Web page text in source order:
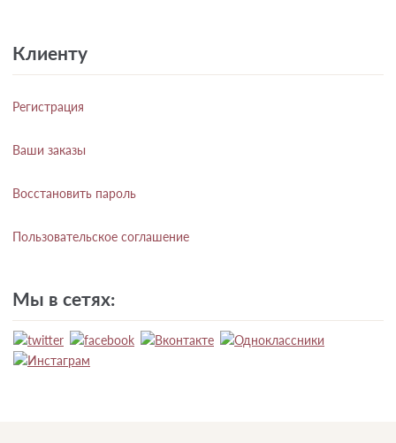
Клиенту
Регистрация
Ваши заказы
Восстановить пароль
Пользовательское соглашение
Мы в сетях: